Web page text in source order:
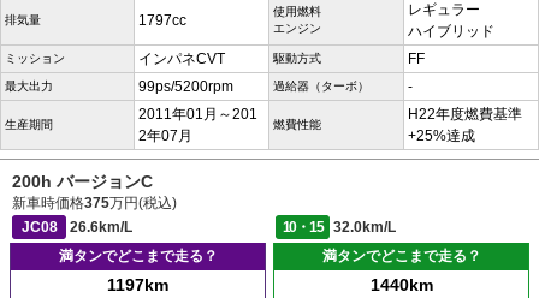
排気量 1797cc
使用燃料
エンジン
レギュラー
ハイブリッド
ミッション インパネCVT 駆動方式 FF
最大出力 99ps/5200rpm 過給器（ターボ） -
生産期間
2011年01月～201
2年07月
燃費性能
H22年度燃費基準
+25%達成
200h バージョンC
新車時価格375万円(税込)
JC08
26.6km/L 10・15
32.0km/L
満タンでどこまで走る？
1197km
満タンでどこまで走る？
1440km